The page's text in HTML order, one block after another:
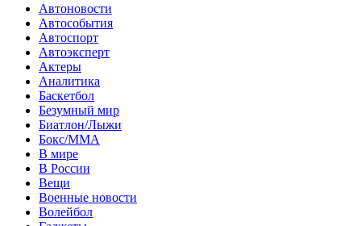
Автоновости
Автособытия
Автоспорт
Автоэксперт
Актеры
Аналитика
Баскетбол
Безумный мир
Биатлон/Лыжи
Бокс/MMA
В мире
В России
Вещи
Военные новости
Волейбол